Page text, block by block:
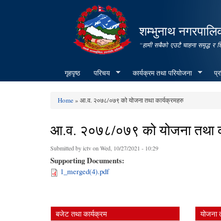
शम्भुनाथ
“हामी सबैको एउटै चाहना समृद्ध र
गृहपृष्ठ परिचय कार्यक्रम तथा परियोजना
Home» आ.व. २०७८/०७९ को योजना तथा कार्यक्रमहरु
आ.व. २०७८/०७९ को योजना तथा
Submitted byictvon Wed, 10/27/2021 - 10:29
Supporting Documents:
1_merged(4).pdf
बजेट तथा कार्यक्रम योजना